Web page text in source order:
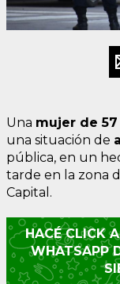
Una mujer de
una situación de
pública, en un
tarde en la zona
Capital.
HACÉ CLICK
WHATSAPP